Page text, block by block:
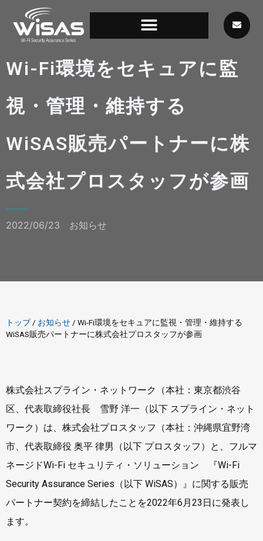
Wi-Fi環境をセキュアに監
視・管理・維持する
WiSAS販売パートナーに株
式会社プロスタッフが参画
2022/06/23 お知らせ
トップ/ お知らせ / Wi-Fi環境をセキュアに監視・管理・維持する
WiSAS販売パートナーに株式会社プロスタッフが参画
株式会社スプライン・ネットワーク（本社：東京都渋谷
区、代表取締役社長 雪野 洋一（以下 スプライン・ネット
ワーク）は、株式会社プロスタッフ（本社：沖縄県宜野湾
市、代表取締役 奥平 律男（以下 プロスタッフ）と、フルマ
ネージドWi-Fi セキュリティ・ソリューション 『Wi-Fi
Security Assurance Series（以下 WiSAS）』に関する販売
パートナー契約を締結したことを2022年6月23日に発表し
ます。